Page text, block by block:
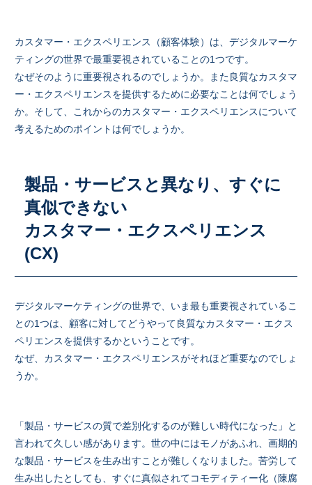
カスタマー・エクスペリエンス（顧客体験）は、デジタルマーケ
ティングの世界で最重要視されていることの1つです。
なぜそのように重要視されるのでしょうか。また良質なカスタマ
ー・エクスペリエンスを提供するために必要なことは何でしょう
か。そして、これからのカスタマー・エクスペリエンスについて
考えるためのポイントは何でしょうか。
製品・サービスと異なり、すぐに
真似できない
カスタマー・エクスペリエンス
(CX)
デジタルマーケティングの世界で、いま最も重要視されているこ
との1つは、顧客に対してどうやって良質なカスタマー・エクス
ペリエンスを提供するかということです。
なぜ、カスタマー・エクスペリエンスがそれほど重要なのでしょ
うか。
「製品・サービスの質で差別化するのが難しい時代になった」と
言われて久しい感があります。世の中にはモノがあふれ、画期的
な製品・サービスを生み出すことが難しくなりました。苦労して
生み出したとしても、すぐに真似されてコモディティー化（陳腐